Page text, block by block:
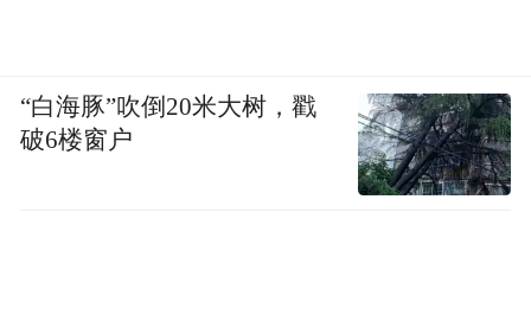
“白海豚”吹倒20米大树，戳
破6楼窗户